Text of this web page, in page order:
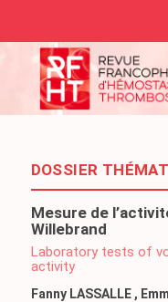
DOSSIER
Mesure de
Willebrand
Laboratory tests of
activity
Fanny LASSALLE ,